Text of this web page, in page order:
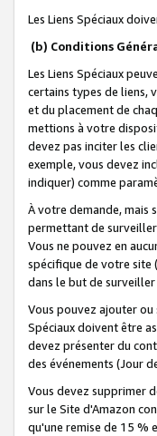
Les Liens Spéciaux
(b) Conditions
Les Liens Spéciaux
certains types de liens,
et du placement de
mettions à votre
devez pas inciter les
exemple, vous devez
indiquer) comme
À votre demande, mais
permettant de
Vous ne pouvez en
spécifique de votre site
dans le but de
Vous pouvez ajouter ou
Spéciaux doivent être
devez présenter du
des événements (Jour
Vous devez supprimer
sur le Site d'Amazon
qu'une remise de 15 %